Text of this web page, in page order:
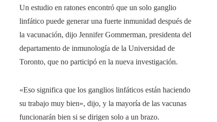
Un estudio en ratones encontró que un solo ganglio
linfático puede generar una fuerte inmunidad después de
la vacunación, dijo Jennifer Gommerman, presidenta del
departamento de inmunología de la Universidad de
Toronto, que no participó en la nueva investigación.
«Eso significa que los ganglios linfáticos están haciendo
su trabajo muy bien», dijo, y la mayoría de las vacunas
funcionarán bien si se dirigen solo a un brazo.